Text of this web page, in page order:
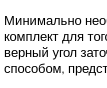
Минимально
комплект для
верный угол
способом,